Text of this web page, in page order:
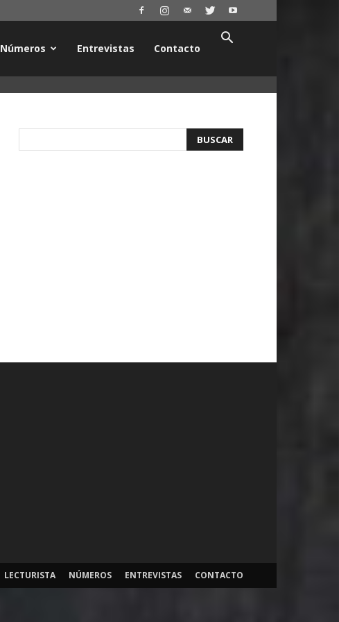
Números Entrevistas Contacto
LECTURISTA NÚMEROS ENTREVISTAS CONTACTO